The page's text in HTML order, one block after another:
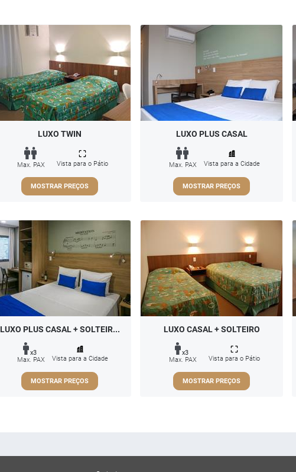
LUXO TWIN
Max. PAX Vista para o Pátio
MOSTRAR PREÇOS
LUXO PLUS CASAL
Max. PAX Vista para a Cidade
MOSTRAR PREÇOS
LUXO PLUS CASAL + SOLTEIR...
x3
Max. PAX
Vista para a Cidade
MOSTRAR PREÇOS
LUXO CASAL + SOLTEIRO
x3
Max. PAX
Vista para o Pátio
MOSTRAR PREÇOS